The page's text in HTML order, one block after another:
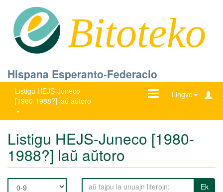
Bitoteko
Hispana Esperanto-Federacio
Listigu HEJS-Juneco
[1980-1988?] laŭ aŭtoro
Lingvo
Ŝanĝu
Listigu HEJS-Juneco [1980-
1988?] laŭ aŭtoro
Ek